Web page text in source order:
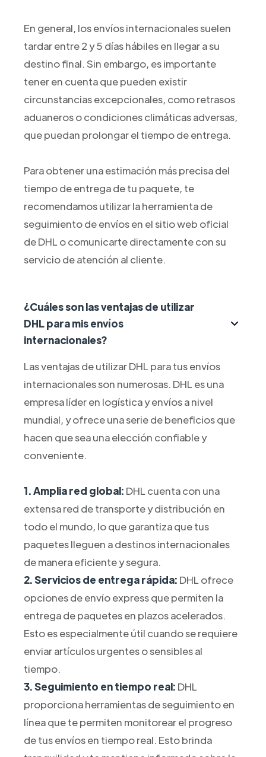
En general, los envíos internacionales suelen
tardar entre 2 y 5 días hábiles en llegar a su
destino final. Sin embargo, es importante
tener en cuenta que pueden existir
circunstancias excepcionales, como retrasos
aduaneros o condiciones climáticas adversas,
que puedan prolongar el tiempo de entrega.
Para obtener una estimación más precisa del
tiempo de entrega de tu paquete, te
recomendamos utilizar la herramienta de
seguimiento de envíos en el sitio web oficial
de DHL o comunicarte directamente con su
servicio de atención al cliente.
¿Cuáles son las ventajas de utilizar
DHL para mis envíos
internacionales?
Las ventajas de utilizar DHL para tus envíos
internacionales son numerosas. DHL es una
empresa líder en logística y envíos a nivel
mundial, y ofrece una serie de beneficios que
hacen que sea una elección confiable y
conveniente.
1. Amplia red global: DHL cuenta con una
extensa red de transporte y distribución en
todo el mundo, lo que garantiza que tus
paquetes lleguen a destinos internacionales
de manera eficiente y segura.
2. Servicios de entrega rápida: DHL ofrece
opciones de envío express que permiten la
entrega de paquetes en plazos acelerados.
Esto es especialmente útil cuando se requiere
enviar artículos urgentes o sensibles al
tiempo.
3. Seguimiento en tiempo real: DHL
proporciona herramientas de seguimiento en
línea que te permiten monitorear el progreso
de tus envíos en tiempo real. Esto brinda